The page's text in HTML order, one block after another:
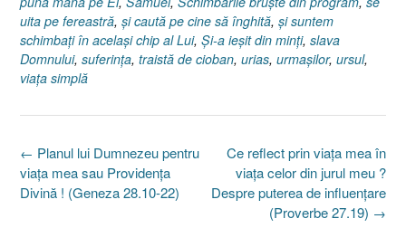
uita pe fereastră, şi caută pe cine să înghită, şi suntem
schimbaţi în acelaşi chip al Lui, Şi-a ieşit din minţi, slava
Domnului, suferinţa, traistă de cioban, urias, urmaşilor, ursul,
viaţa simplă
Post
navigation
Ce reflect prin viaţa mea în
viaţa celor din jurul meu ?
Despre puterea de influenţare
(Proverbe 27.19) →
← Planul lui Dumnezeu pentru
viaţa mea sau Providenţa
Divină ! (Geneza 28.10-22)